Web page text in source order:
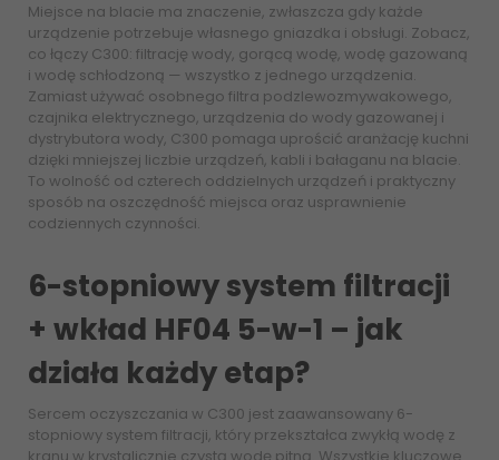
Miejsce na blacie ma znaczenie, zwłaszcza gdy każde
urządzenie potrzebuje własnego gniazdka i obsługi. Zobacz,
co łączy C300: filtrację wody, gorącą wodę, wodę gazowaną
i wodę schłodzoną — wszystko z jednego urządzenia.
Zamiast używać osobnego filtra podzlewozmywakowego,
czajnika elektrycznego, urządzenia do wody gazowanej i
dystrybutora wody, C300 pomaga uprościć aranżację kuchni
dzięki mniejszej liczbie urządzeń, kabli i bałaganu na blacie.
To wolność od czterech oddzielnych urządzeń i praktyczny
sposób na oszczędność miejsca oraz usprawnienie
codziennych czynności.
6-stopniowy system filtracji
+ wkład HF04 5-w-1 – jak
działa każdy etap?
Sercem oczyszczania w C300 jest zaawansowany 6-
stopniowy system filtracji, który przekształca zwykłą wodę z